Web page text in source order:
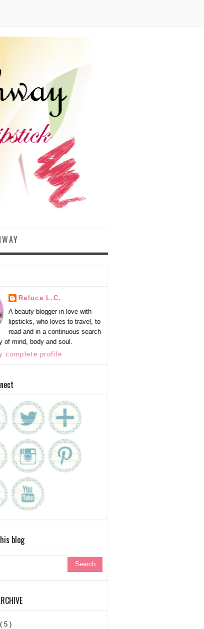
Raluca L.C.
A beauty blogger in love with
lipsticks, who loves to travel, to
read and in a continuous search
of mind, body and soul.
complete profile
blog
( 5 )